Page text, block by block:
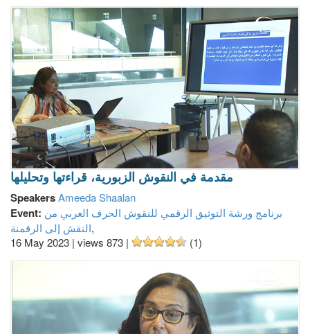
مقدمة في النقوش الزبورية، قراءتها وتحليلها
SpeakersAmeeda Shaalan
Event: برنامج ورشة التوثيق الرقمي للنقوش الحرف العربي من
النقش إلى الرقمنة,
16 May 2023 | views 873 | (1)